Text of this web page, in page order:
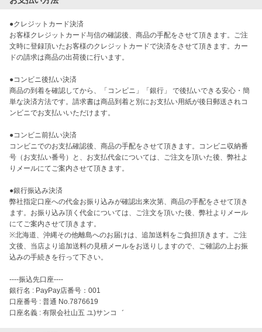
●クレジットカード決済
お客様クレジットカード与信の確認後、商品の手配をさせて頂きます。ご注
文時に登録頂いたお客様のクレジットカードで決済をさせて頂きます。カー
ドの請求は商品の出荷後に行います。
●コンビニ後払い決済
商品の到着を確認してから、「コンビニ」「銀行」 で後払いできる安心・簡
単な決済方法です。請求書は商品到着と別にお支払い用紙が後日郵送されコ
ンビニでお支払いいただけます。
●コンビニ前払い決済
コンビニでのお支払確認後、商品の手配をさせて頂きます。コンビニ収納番
号（お支払い番号）と、お支払代金については、ご注文を頂いた後、弊社よ
りメールにてご案内させて頂きます。
●銀行振込み決済
弊社指定口座への代金お振り込みが確認出来次第、商品の手配をさせて頂き
ます。お振り込み頂く代金については、ご注文を頂いた後、弊社よりメール
にてご案内させて頂きます。
※北海道、沖縄その他離島へのお届けは、追加送料をご負担頂きます。ご注
文後、当店より追加送料の見積メールをお送りしますので、ご確認の上お振
込みの手続きを行って下さい。
----振込先口座----
銀行名 : PayPay店番号：001
口座番号 : 普通 No.7876619